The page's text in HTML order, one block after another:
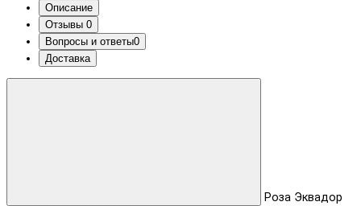
Описание
Отзывы 0
Вопросы и ответы0
Доставка
Роза Эквадор